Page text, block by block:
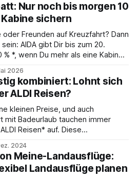
Nur noch bis morgen 10
sichern
Freunden auf Kreuzfahrt? Dann
AIDA gibt Dir bis zum 20.
*, wenn Du mehr als eine Kabine
passende Angebot rauszusuchen. Das steckt hinter der
2026
kombiniert: Lohnt sich
ALDI Reisen?
kleinen Preise, und auch
mit Badeurlaub tauchen immer
Reisen* auf. Diese
einer Pauschalreise bieten:
Ansprechpartner für alle
ALDI Reisen wird betrieben
2024
Meine-Landausflüge:
Landausflüge planen